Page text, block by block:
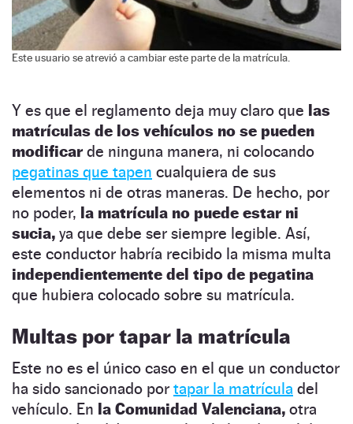
Este usuario se atrevió a cambiar este parte de la matrícula.
Y es que el reglamento deja muy claro que las
matrículas de los vehículos no se pueden
modificarde ninguna manera, ni colocando
pegatinas que tapen cualquiera de sus
elementos ni de otras maneras. De hecho, por
no poder, la matrícula no puede estar ni
sucia, ya que debe ser siempre legible. Así,
este conductor habría recibido la misma multa
independientemente del tipo de pegatina
que hubiera colocado sobre su matrícula.
Multas por tapar la matrícula
Este no es el único caso en el que un conductor
ha sido sancionado por tapar la matrícula del
vehículo. En la Comunidad Valenciana, otra